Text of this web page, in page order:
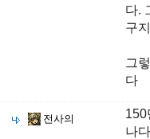
다.
구
그
다
전사의
150
나